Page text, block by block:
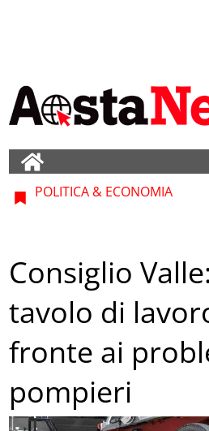
POLITICA & ECONOMIA
Consiglio
tavolo di
fronte ai
pompieri